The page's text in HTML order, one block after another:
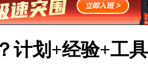
计划+经验+工具